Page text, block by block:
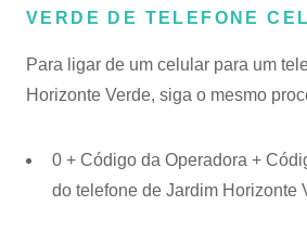
VERDE DE TELEFONE
Para ligar de um celular para um
Horizonte Verde, siga o mesmo
0 + Código da Operadora +
do telefone de Jardim Horizonte